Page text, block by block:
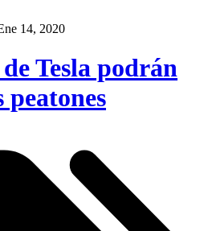
14, 2020
Tesla podrán